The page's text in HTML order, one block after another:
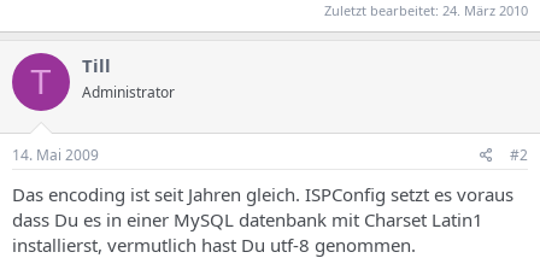
Zuletzt bearbeitet: 24. März 2010
T Till
Administrator
14. Mai 2009 #2
Das encoding ist seit Jahren gleich. ISPConfig setzt es voraus
dass Du es in einer MySQL datenbank mit Charset Latin1
installierst, vermutlich hast Du utf-8 genommen.